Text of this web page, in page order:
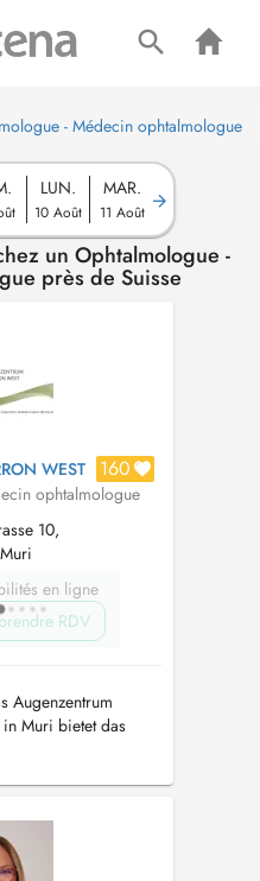
- Médecin ophtalmologue
LUN.
10 Août
MAR.
11 Août
un Ophtalmologue -
près de Suisse
WEST 160
ophtalmologue
10,
en ligne
RDV
Augenzentrum
Muri bietet das
Notfall) von
an. Unser
Praxisteam
sich bei uns gut